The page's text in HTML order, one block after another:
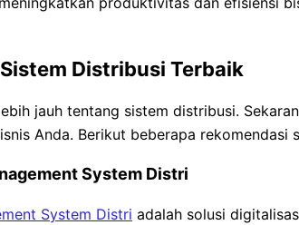
Distribusi Terbaik
jauh tentang sistem distribusi.
Anda. Berikut beberapa rekomendasi
System Distri
System Distri adalah solusi